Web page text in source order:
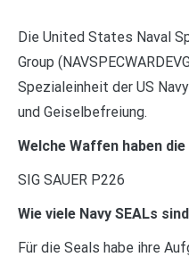
Die United States Naval
Group
Spezialeinheit der US
und Geiselbefreiung.
Welche Waffen haben die
SIG SAUER P226
Wie viele Navy SEALs
Für die Seals habe ihre